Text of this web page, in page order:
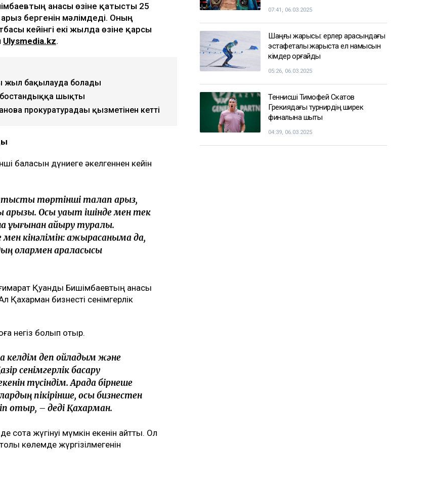
анасы өзіне қатысты 25
бергенін мәлімдеді. Оның
кейінгі екі жылда өзіне қарсы
Ulysmedia.kz.
жыл бақылауда болады
шықты
прокуратурадағы қызметінен кетті
баласын дүниеге әкелгеннен кейін
төртінші талап арыз,
арызы. Осы уақыт ішінде мен тек
айыру туралы.
мен кінәлімін: ажырасқаныма да,
олармен араласқысы
Қуандық Бишімбаевтың анасы
бизнесті сенімгерлік
негіз болып отыр.
келдім деп ойладым және
сенімгерлік басқару
түсіндім. Арада бірнеше
пікірінше, осы бизнестен
отыр, – деді Қахарман.
жүгінуі мүмкін екенін айтты. Ол
көлемде жүргізілмегенін
07:41, 06.03.2025
Шаңғы жарысы: ерлер арасындағы
эстафеталық жарыста ел намысын
кімдер қорғайды
05:26, 06.03.2025
Теннисші Тимофей Скатов
Грекиядағы турнирдің ширек
финалына шықты
04:39, 06.03.2025